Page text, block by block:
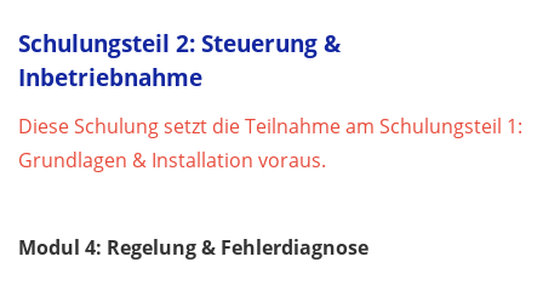
Schulungsteil 2: Steuerung &
Inbetriebnahme
Diese Schulung setzt die Teilnahme am Schulungsteil 1:
Grundlagen & Installation voraus.
Modul 4: Regelung & Fehlerdiagnose